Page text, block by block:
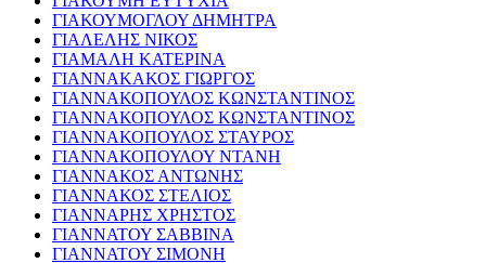
ΓΙΑΚΟΥΜΟΓΛΟΥ ΔΗΜΗΤΡΑ
ΓΙΑΛΕΛΗΣ ΝΙΚΟΣ
ΓΙΑΜΑΛΗ ΚΑΤΕΡΙΝΑ
ΓΙΑΝΝΑΚΑΚΟΣ ΓΙΩΡΓΟΣ
ΓΙΑΝΝΑΚΟΠΟΥΛΟΣ ΚΩΝΣΤΑΝΤΙΝΟΣ
ΓΙΑΝΝΑΚΟΠΟΥΛΟΣ ΚΩΝΣΤΑΝΤΙΝΟΣ
ΓΙΑΝΝΑΚΟΠΟΥΛΟΣ ΣΤΑΥΡΟΣ
ΓΙΑΝΝΑΚΟΠΟΥΛΟΥ ΝΤΑΝΗ
ΓΙΑΝΝΑΚΟΣ ΑΝΤΩΝΗΣ
ΓΙΑΝΝΑΚΟΣ ΣΤΕΛΙΟΣ
ΓΙΑΝΝΑΡΗΣ ΧΡΗΣΤΟΣ
ΓΙΑΝΝΑΤΟΥ ΣΑΒΒΙΝΑ
ΓΙΑΝΝΑΤΟΥ ΣΙΜΟΝΗ